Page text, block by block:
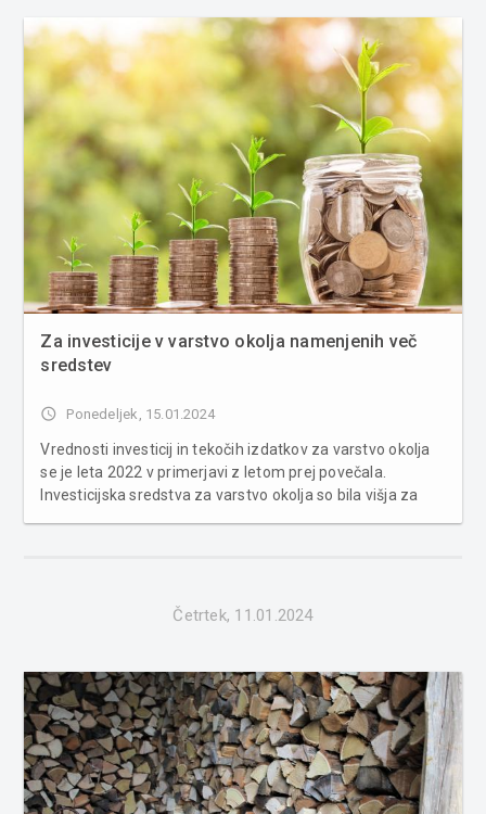
Za investicije v varstvo okolja namenjenih več
sredstev
access_time Ponedeljek, 15.01.2024
Vrednosti investicij in tekočih izdatkov za varstvo okolja
se je leta 2022 v primerjavi z letom prej povečala.
Investicijska sredstva za varstvo okolja so bila višja za
Četrtek, 11.01.2024